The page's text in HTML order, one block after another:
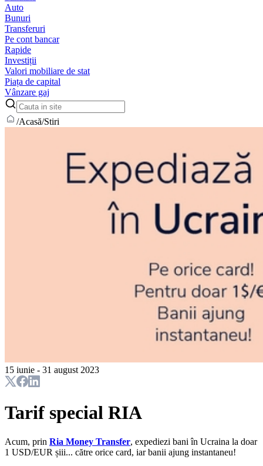
Auto
Bunuri
Transferuri
Pe cont bancar
Rapide
Investiții
Valori mobiliare de stat
Piața de capital
Vânzare gaj
/Acasă/Stiri
15 iunie - 31 august 2023
Tarif special RIA
Acum, prin Ria Money Transfer, expediezi bani în Ucraina la doar
1 USD/EUR șiii... către orice card, iar banii ajung instantaneu!